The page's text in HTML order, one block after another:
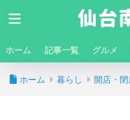
ホーム 記事一覧 グルメ
ホーム 暮らし 開店・閉